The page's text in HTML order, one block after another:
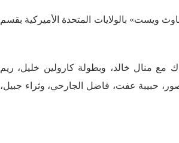
بالولايات المتحدة الأميركية بقسم
مع منال خالد، وبطولة كارولين خليل، ريم
حبيبة عفت، فاضل الجارحي، وثراء جبيل،